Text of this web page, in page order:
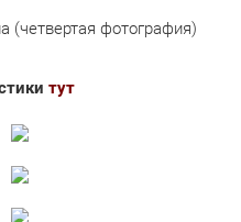
(четвертая фотография)
тут